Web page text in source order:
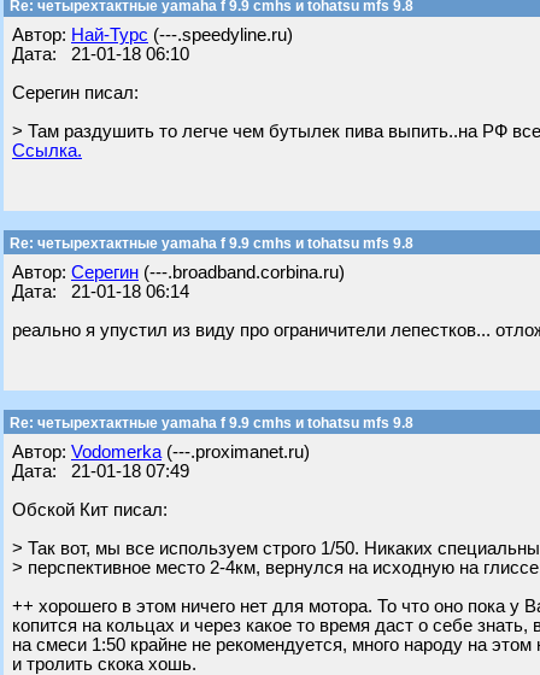
Re: четырехтактные yamaha f 9.9 cmhs и tohatsu mfs 9.8
Автор: Най-Турс (---.speedyline.ru)
Дата: 21-01-18 06:10
Серегин писал:
> Там раздушить то легче чем бутылек пива выпить..на РФ
Ссылка.
Re: четырехтактные yamaha f 9.9 cmhs и tohatsu mfs 9.8
Автор: Серегин (---.broadband.corbina.ru)
Дата: 21-01-18 06:14
реально я упустил из виду про ограничители лепестков...
Re: четырехтактные yamaha f 9.9 cmhs и tohatsu mfs 9.8
Автор: Vodomerka (---.proximanet.ru)
Дата: 21-01-18 07:49
Обской Кит писал:
> Так вот, мы все используем строго 1/50. Никаких
> перспективное место 2-4км, вернулся на исходную на
++ хорошего в этом ничего нет для мотора. То что оно пока у
копится на кольцах и через какое то время даст о себе
на смеси 1:50 крайне не рекомендуется, много народу на
и тролить скока хошь.